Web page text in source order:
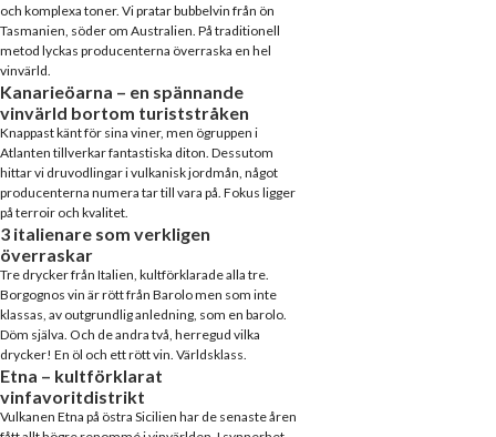
och komplexa toner. Vi pratar bubbelvin från ön
Tasmanien, söder om Australien. På traditionell
metod lyckas producenterna överraska en hel
vinvärld.
Kanarieöarna – en spännande
vinvärld bortom turiststråken
Knappast känt för sina viner, men ögruppen i
Atlanten tillverkar fantastiska diton. Dessutom
hittar vi druvodlingar i vulkanisk jordmån, något
producenterna numera tar till vara på. Fokus ligger
på terroir och kvalitet.
3 italienare som verkligen
överraskar
Tre drycker från Italien, kultförklarade alla tre.
Borgognos vin är rött från Barolo men som inte
klassas, av outgrundlig anledning, som en barolo.
Döm själva. Och de andra två, herregud vilka
drycker! En öl och ett rött vin. Världsklass.
Etna – kultförklarat
vinfavoritdistrikt
Vulkanen Etna på östra Sicilien har de senaste åren